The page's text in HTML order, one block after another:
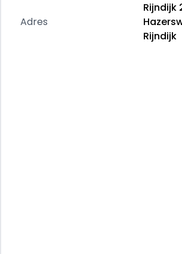
Fabrikant: Autobedrijf van Schie
2394CG HAZERSWOUDE-RIJNDIJK,
Adres
Rijndijk
Rijndijk